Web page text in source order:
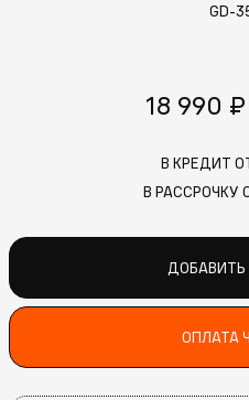
GD-
18 990 ₽
В КРЕДИТ
В РАССРОЧКУ
ДОБАВИТЬ
ОПЛАТА